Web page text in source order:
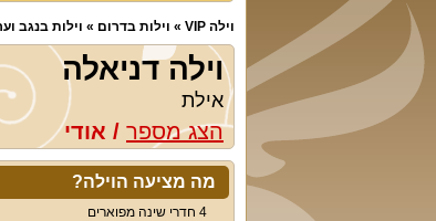
וילה VIP » וילות בדרום » וילות בנגב
וילה דניאלה
אילת
הצג מספר / אודי
מה מציעה הוילה?
4 חדרי שינה מפוארים